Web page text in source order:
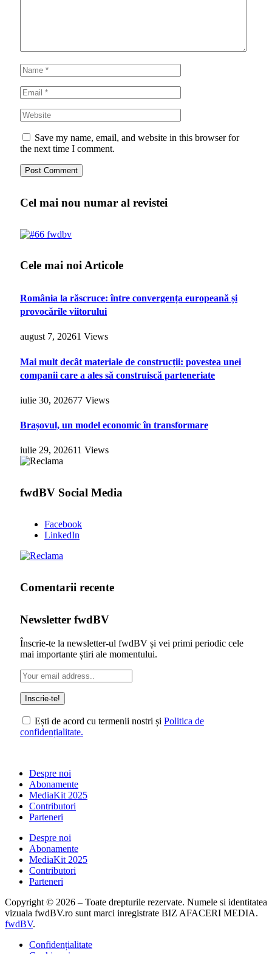
Save my name, email, and website in this browser for
the next time I comment.
Cel mai nou numar al revistei
Cele mai noi Articole
România la răscruce: între convergența europeană și
provocările viitorului
august 7, 20261 Views
Mai mult decât materiale de construcții: povestea unei
companii care a ales să construiscă parteneriate
iulie 30, 202677 Views
Brașovul, un model economic în transformare
iulie 29, 202611 Views
fwdBV Social Media
Facebook
LinkedIn
Comentarii recente
Newsletter fwdBV
Înscrie-te la newsletter-ul fwdBV și vei primi periodic cele
mai importante știri ale momentului.
Ești de acord cu termenii nostri și Politica de
confidențialitate.
Despre noi
Abonamente
MediaKit 2025
Contributori
Parteneri
Despre noi
Abonamente
MediaKit 2025
Contributori
Parteneri
Copyright © 2026 – Toate drepturile rezervate. Numele si identitatea
vizuala fwdBV.ro sunt marci inregistrate BIZ AFACERI MEDIA.
fwdBV.
Confidențialitate